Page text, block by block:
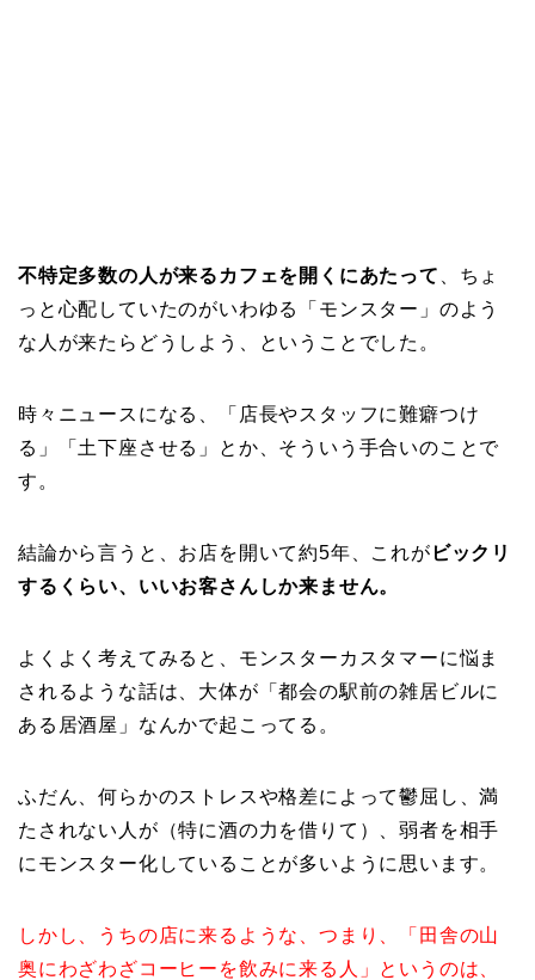
不特定多数の人が来るカフェを開くにあたって
、ちょ
っと心配していたのがいわゆる「モンスター」のよう
な人が来たらどうしよう、ということでした。
時々ニュースになる、「店長やスタッフに難癖つけ
る」「土下座させる」とか、そういう手合いのことで
す。
結論から言うと、お店を開いて約5年、これが ビックリ
するくらい、いいお客さんしか来ません。
よくよく考えてみると、モンスターカスタマーに悩ま
されるような話は、大体が「都会の駅前の雑居ビルに
ある居酒屋」なんかで起こってる。
ふだん、何らかのストレスや格差によって鬱屈し、満
たされない人が（特に酒の力を借りて）、弱者を相手
にモンスター化していることが多いように思います。
しかし、うちの店に来るような、つまり、「田舎の山
奥にわざわざコーヒーを飲みに来る人」というのは、